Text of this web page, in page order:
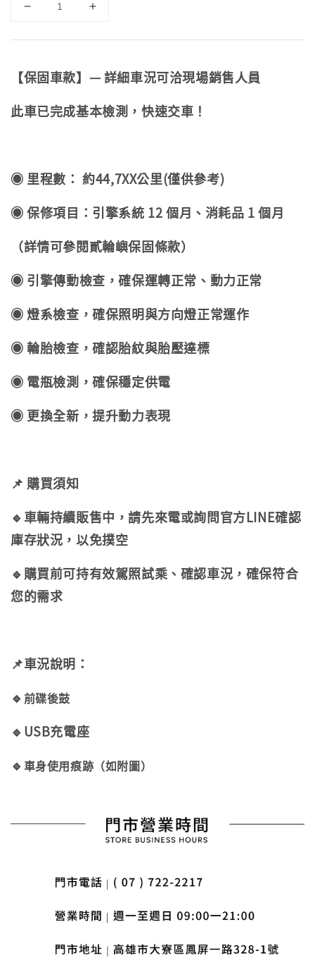
【保固車款】— 詳細車況可洽現場銷售人員
此車已完成基本檢測，快速交車！
◉ 里程數：約44,7XX公里(僅供參考)
◉ 保修項目：引擎系統 12 個月、消耗品 1 個月
（詳情可參閱貳輪嶼保固條款）
◉ 引擎傳動檢查，確保運轉正常、動力正常
◉ 燈系檢查，確保照明與方向燈正常運作
◉ 輪胎檢查，確認胎紋與胎壓達標
◉ 電瓶檢測，確保穩定供電
◉ 更換全新，提升動力表現
📌 購買須知
🔹車輛持續販售中，請先來電或詢問官方LINE確認
庫存狀況，以免撲空
🔹購買前可持有效駕照試乘、確認車況，確保符合
您的需求
📌車況說明：
🔹 前碟後鼓
🔹USB充電座
🔹 車身使用痕跡（如附圖）